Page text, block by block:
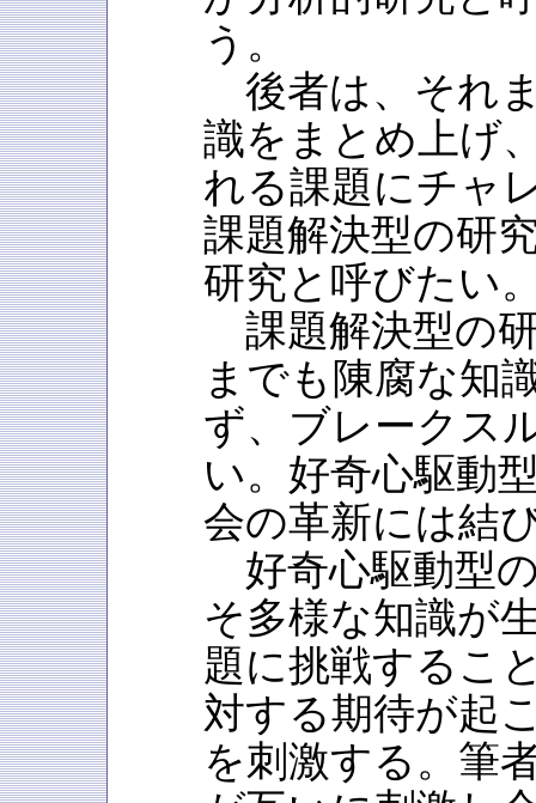
う。
後者は、それ
識をまとめ上げ
れる課題にチャ
課題解決型の研
研究と呼びたい
課題解決型の
までも陳腐な知
ず、ブレークス
い。好奇心駆動
会の革新には結
好奇心駆動型
そ多様な知識が
題に挑戦するこ
対する期待が起
を刺激する。筆